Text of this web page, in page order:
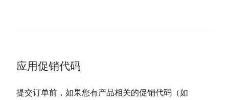
应用促销代码
提交订单前，如果您有产品相关的促销代码（如